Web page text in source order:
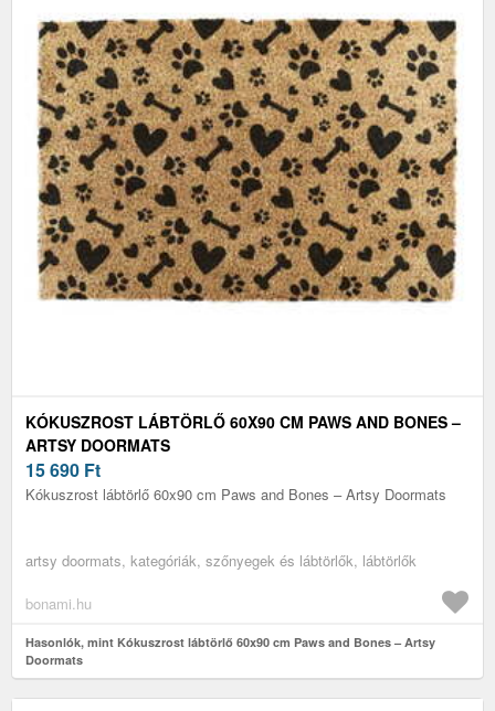
KÓKUSZROST LÁBTÖRLŐ 60X90 CM PAWS AND BONES –
ARTSY DOORMATS
15 690 Ft
Kókuszrost lábtörlő 60x90 cm Paws and Bones – Artsy Doormats
artsy doormats, kategóriák, szőnyegek és lábtörlők, lábtörlők
bonami.hu
Hasonlók, mint Kókuszrost lábtörlő 60x90 cm Paws and Bones – Artsy
Doormats